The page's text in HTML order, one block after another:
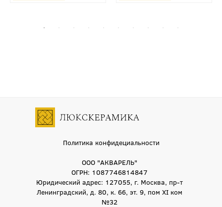
Политика конфидециальности
ООО "АКВАРЕЛЬ"
ОГРН: 1087746814847
Юридический адрес: 127055, г. Москва, пр-т
Ленинградский, д. 80, к. 66, эт. 9, пом XI ком
№32